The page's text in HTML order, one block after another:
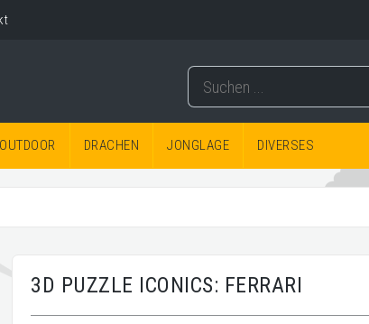
OUTDOOR DRACHEN JONGLAGE DIVERSES
3D PUZZLE ICONICS: FERRARI